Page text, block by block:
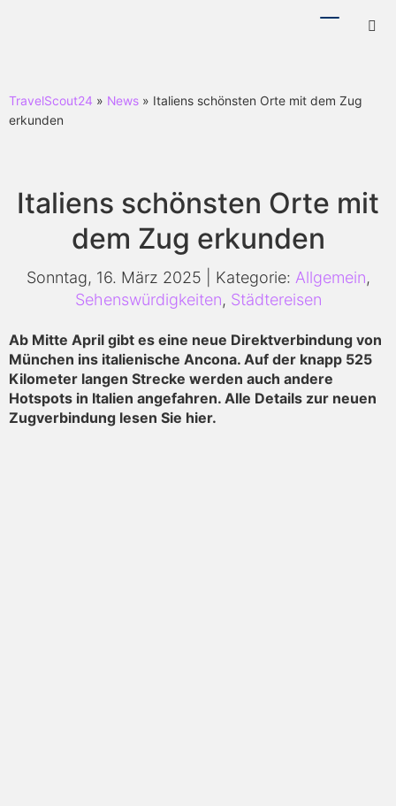
TravelScout24 » News » Italiens schönsten Orte mit dem Zug
erkunden
Italiens schönsten Orte mit
dem Zug erkunden
Sonntag, 16. März 2025 | Kategorie: Allgemein,
Sehenswürdigkeiten, Städtereisen
Ab Mitte April gibt es eine neue Direktverbindung von
München ins italienische Ancona. Auf der knapp 525
Kilometer langen Strecke werden auch andere
Hotspots in Italien angefahren. Alle Details zur neuen
Zugverbindung lesen Sie hier.